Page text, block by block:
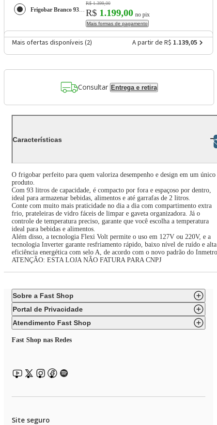
Frigobar Branco 93L Inverter Bivolt Midea
R$ 1.399,00
R$ 1.199,00 no pix
Mais formas de pagamento
Mais ofertas disponíveis (2) A partir de R$ 1.139,05
Consultar Entrega e retira
Características
O frigobar perfeito para quem valoriza desempenho e design em um único
produto.
Com 93 litros de capacidade, é compacto por fora e espaçoso por dentro,
ideal para armazenar bebidas, alimentos e até garrafas de 2 litros.
Conte com muito mais praticidade no dia a dia com compartimento extra
frio, prateleiras de vidro fáceis de limpar e gaveta organizadora. Já o
controle de temperatura preciso, garante que você escolha a temperatura
ideal para bebidas e alimentos.
Além disso, a tecnologia Flexi Volt permite o uso em 127V ou 220V, e a
tecnologia Inverter garante resfriamento rápido, baixo nível de ruído e alta
eficiência energética com selo A, de acordo com o novo padrão do
ATENÇÃO: ESTA LOJA NÃO FATURA PARA CNPJ
Sobre a Fast Shop
Portal de Privacidade
Atendimento Fast Shop
Fast Shop nas Redes
Site seguro